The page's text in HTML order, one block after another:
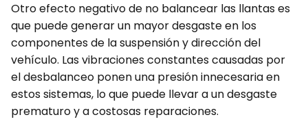
Otro efecto negativo de no balancear las llantas es
que puede generar un mayor desgaste en los
componentes de la suspensión y dirección del
vehículo. Las vibraciones constantes causadas por
el desbalanceo ponen una presión innecesaria en
estos sistemas, lo que puede llevar a un desgaste
prematuro y a costosas reparaciones.